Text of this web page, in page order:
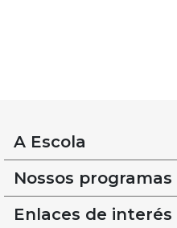
A Escola
Nossos programas
Enlaces de interés